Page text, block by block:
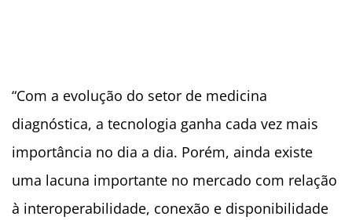
“Com a evolução do setor de medicina
diagnóstica, a tecnologia ganha cada vez mais
importância no dia a dia. Porém, ainda existe
uma lacuna importante no mercado com relação
à interoperabilidade, conexão e disponibilidade